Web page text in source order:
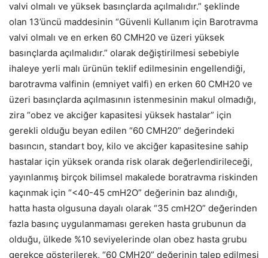
valvi olmalı ve yüksek basınçlarda açılmalıdır.” şeklinde
olan 13’üncü maddesinin “Güvenli Kullanım için Barotravma
valvi olmalı ve en erken 60 CMH20 ve üzeri yüksek
basınçlarda açılmalıdır.” olarak değiştirilmesi sebebiyle
ihaleye yerli malı ürünün teklif edilmesinin engellendiği,
barotravma valfinin (emniyet valfi) en erken 60 CMH20 ve
üzeri basınçlarda açılmasının istenmesinin makul olmadığı,
zira “obez ve akciğer kapasitesi yüksek hastalar” için
gerekli olduğu beyan edilen “60 CMH20” değerindeki
basıncın, standart boy, kilo ve akciğer kapasitesine sahip
hastalar için yüksek oranda risk olarak değerlendirileceği,
yayınlanmış birçok bilimsel makalede boratravma riskinden
kaçınmak için “<40-45 cmH2O” değerinin baz alındığı,
hatta hasta olgusuna dayalı olarak “35 cmH2O” değerinden
fazla basınç uygulanmaması gereken hasta grubunun da
olduğu, ülkede %10 seviyelerinde olan obez hasta grubu
gerekçe gösterilerek, “60 CMH20” değerinin talep edilmesi